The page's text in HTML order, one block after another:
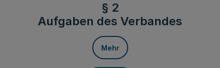
§ 2
Aufgaben des Verbandes
Mehr